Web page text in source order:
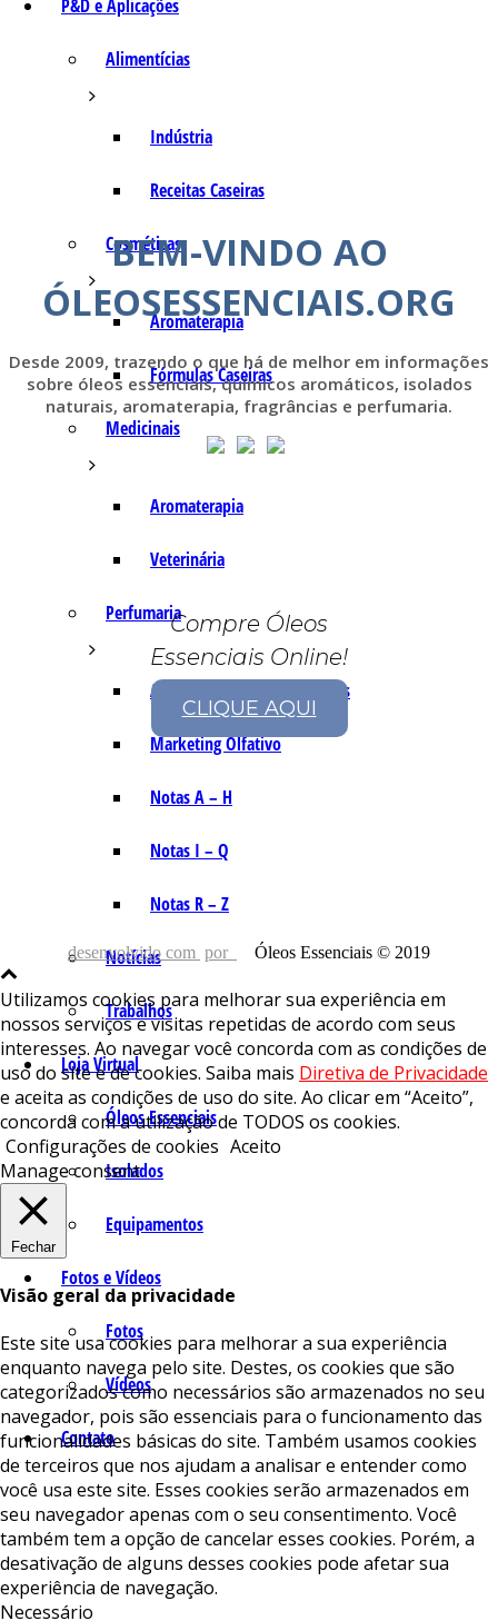
P&D e Aplicações
Alimentícias
Indústria
Receitas Caseiras
Cosméticas
Aromaterapia
Fórmulas Caseiras
Medicinais
Aromaterapia
Veterinária
Perfumaria
As Notas e Famílias Olfativas
Marketing Olfativo
Notas A – H
Notas I – Q
Notas R – Z
Notícias
Trabalhos
Loja Virtual
Óleos Essenciais
Isolados
Equipamentos
Fotos e Vídeos
Fotos
Vídeos
Contato
BEM-VINDO AO
ÓLEOSESSENCIAIS.ORG
Desde 2009, trazendo o que há de melhor em informações
sobre óleos essenciais, químicos aromáticos, isolados
naturais, aromaterapia, fragrâncias e perfumaria.
Compre Óleos
Essenciais Online!
CLIQUE AQUI
desenvolvido com por Óleos Essenciais © 2019
Utilizamos cookies para melhorar sua experiência em
nossos serviços e visitas repetidas de acordo com seus
interesses. Ao navegar você concorda com as condições de
uso do site e de cookies. Saiba mais Diretiva de Privacidade
e aceita as condições de uso do site. Ao clicar em “Aceito”,
concorda com a utilização de TODOS os cookies.
Configurações de cookies Aceito
Manage consent
Fechar
Visão geral da privacidade
Este site usa cookies para melhorar a sua experiência
enquanto navega pelo site. Destes, os cookies que são
categorizados como necessários são armazenados no seu
navegador, pois são essenciais para o funcionamento das
funcionalidades básicas do site. Também usamos cookies
de terceiros que nos ajudam a analisar e entender como
você usa este site. Esses cookies serão armazenados em
seu navegador apenas com o seu consentimento. Você
também tem a opção de cancelar esses cookies. Porém, a
desativação de alguns desses cookies pode afetar sua
experiência de navegação.
Necessário